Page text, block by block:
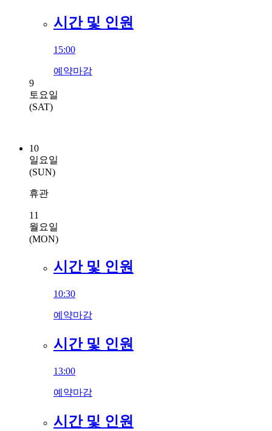
시간 및 인원
15:00
예약마감
9
토요일
(SAT)
10
일요일
(SUN)
휴관
11
월요일
(MON)
시간 및 인원
10:30
예약마감
시간 및 인원
13:00
예약마감
시간 및 인원